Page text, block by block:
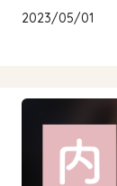
2023/05/01